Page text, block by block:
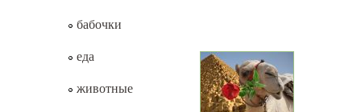
бабочки
еда
животные